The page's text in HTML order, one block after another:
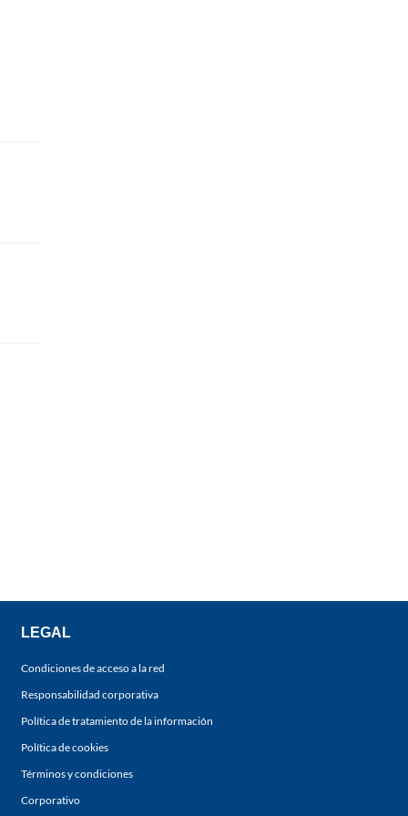
LEGAL
Condiciones de acceso a la red
Responsabilidad corporativa
Política de tratamiento de la información
Política de cookies
Términos y condiciones
Corporativo